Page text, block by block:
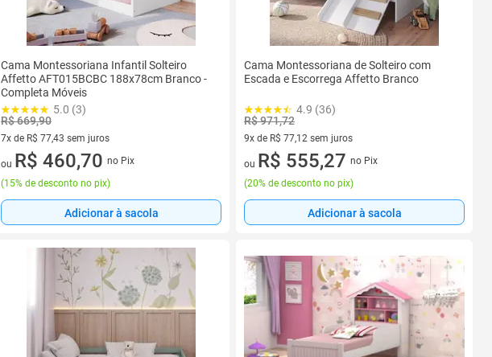
Cama Montessoriana Infantil Solteiro
Affetto AFT015BCBC 188x78cm Branco -
Completa Móveis
5.0 (3)
R$ 669,90
7x de R$ 77,43 sem juros
7 vez de R$ 77,43 sem juros
ou R$ 460,70 no Pix
(15% de desconto no pix)
Adicionar à sacola
Cama Montessoriana de Solteiro com
Escada e Escorrega Affetto Branco
4.9 (36)
R$ 971,72
9x de R$ 77,12 sem juros
9 vez de R$ 77,12 sem juros
ou R$ 555,27 no Pix
(20% de desconto no pix)
Adicionar à sacola